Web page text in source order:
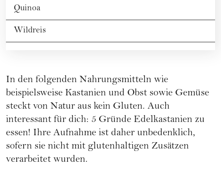
Quinoa
Wildreis
In den folgenden Nahrungsmitteln wie
beispielsweise Kastanien und Obst sowie Gemüse
steckt von Natur aus kein Gluten. Auch
interessant für dich: 5 Gründe Edelkastanien zu
essen! Ihre Aufnahme ist daher unbedenklich,
sofern sie nicht mit glutenhaltigen Zusätzen
verarbeitet wurden.